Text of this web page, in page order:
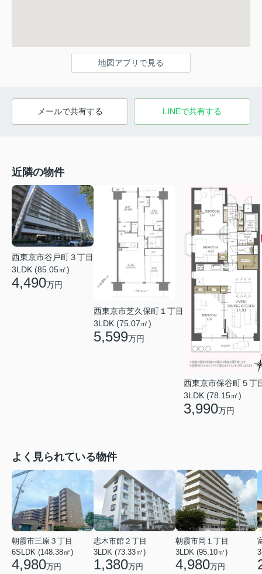
地図アプリで見る
メールで共有する LINEで共有する
近隣の物件
西東京市谷戸町３丁目
3LDK (85.05㎡)
4,490万円
西東京市芝久保町１丁目
3LDK (75.07㎡)
5,599万円
西東京市保谷町５丁
3LDK (78.15㎡)
3,990万円
よく見られている物件
朝霞市三原３丁目
6SLDK (148.38㎡)
4,980万円
志木市館２丁目
3LDK (73.33㎡)
1,380万円
朝霞市岡１丁目
3LDK (95.10㎡)
4,980万円